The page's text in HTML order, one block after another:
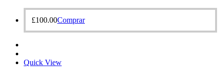
£100.00Comprar
Quick View